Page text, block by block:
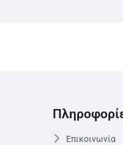
Επικοινωνία